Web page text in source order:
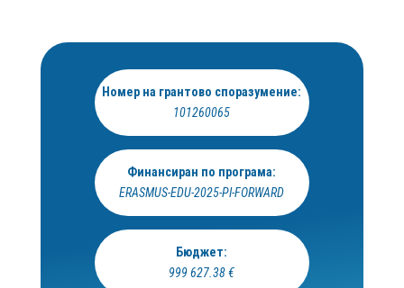
Номер на грантово споразумение:
101260065
Финансиран по програма:
ERASMUS-EDU-2025-PI-FORWARD
Бюджет:
999 627.38 €